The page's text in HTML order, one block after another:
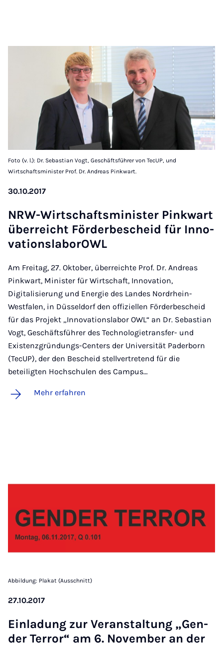
Foto (v. l.): Dr. Sebastian Vogt, Geschäftsführer von TecUP, und
Wirtschaftsminister Prof. Dr. Andreas Pinkwart.
30.10.2017
NRW-Wirt­schafts­mi­nis­ter Pink­wart
über­reicht För­der­be­scheid für In­no­
va­ti­ons­la­bo­rOWL
Am Freitag, 27. Oktober, überreichte Prof. Dr. Andreas
Pinkwart, Minister für Wirtschaft, Innovation,
Digitalisierung und Energie des Landes Nordrhein-
Westfalen, in Düsseldorf den offiziellen Förderbescheid
für das Projekt „Innovationslabor OWL“ an Dr. Sebastian
Vogt, Geschäftsführer des Technologietransfer- und
Existenzgründungs-Centers der Universität Paderborn
(TecUP), der den Bescheid stellvertretend für die
beteiligten Hochschulen des Campus…
Mehr erfahren
Abbildung: Plakat (Ausschnitt)
27.10.2017
Ein­la­dung zur Ver­an­stal­tung „Gen­
der Ter­ror“ am 6. No­vem­ber an der